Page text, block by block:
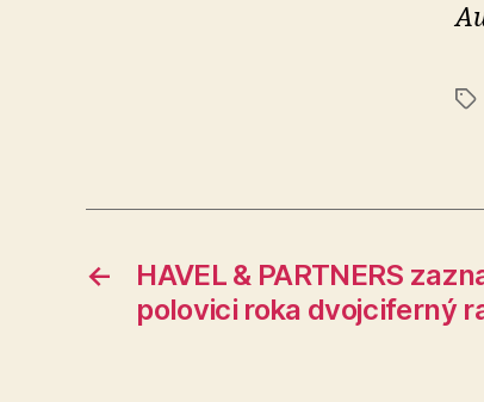
←
HAVEL & PARTNERS
polovici roka dvojciferný